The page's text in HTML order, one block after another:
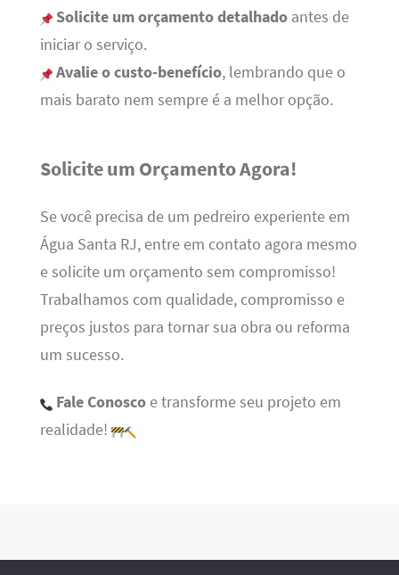
Solicite um orçamento detalhadoantes de
iniciar o serviço.
Avalie o custo-benefício, lembrando que o
mais barato nem sempre é a melhor opção.
Solicite um Orçamento Agora!
Se você precisa de um pedreiro experiente em
Água Santa RJ, entre em contato agora mesmo
e solicite um orçamento sem compromisso!
Trabalhamos com qualidade, compromisso e
preços justos para tornar sua obra ou reforma
um sucesso.
Fale Conoscoe transforme seu projeto em
realidade!